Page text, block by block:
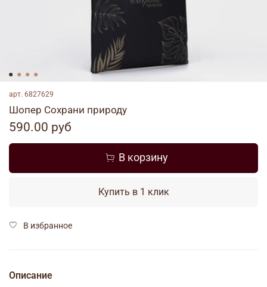
арт. 6827629
Шопер Сохрани природу
590.00 руб
В корзину
Купить в 1 клик
В избранное
Описание